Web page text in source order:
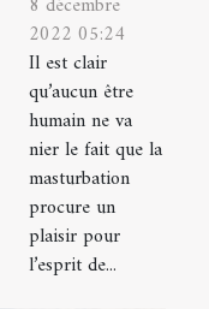
astuces
pour bien
se
masturber
?
2022 05:24
Il est clair
qu’aucun être
humain ne va
nier le fait que la
masturbation
procure un
plaisir pour
l’esprit de...